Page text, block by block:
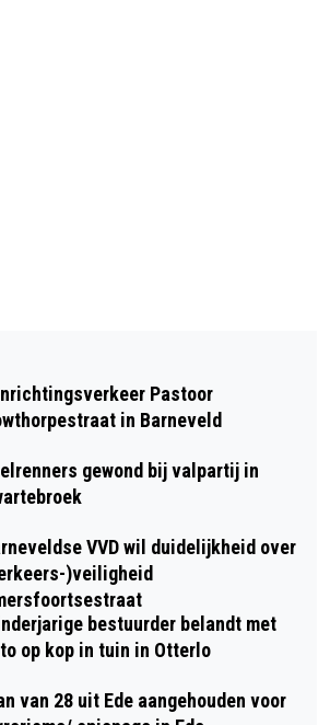
RIJKSMONUMENT
SINT
VELUWE
Pastoor
in Barneveld
gewond bij valpartij in
VVD wil duidelijkheid over
)veiligheid
bestuurder belandt met
op kop in tuin in Otterlo
van 28 uit Ede aangehouden voor